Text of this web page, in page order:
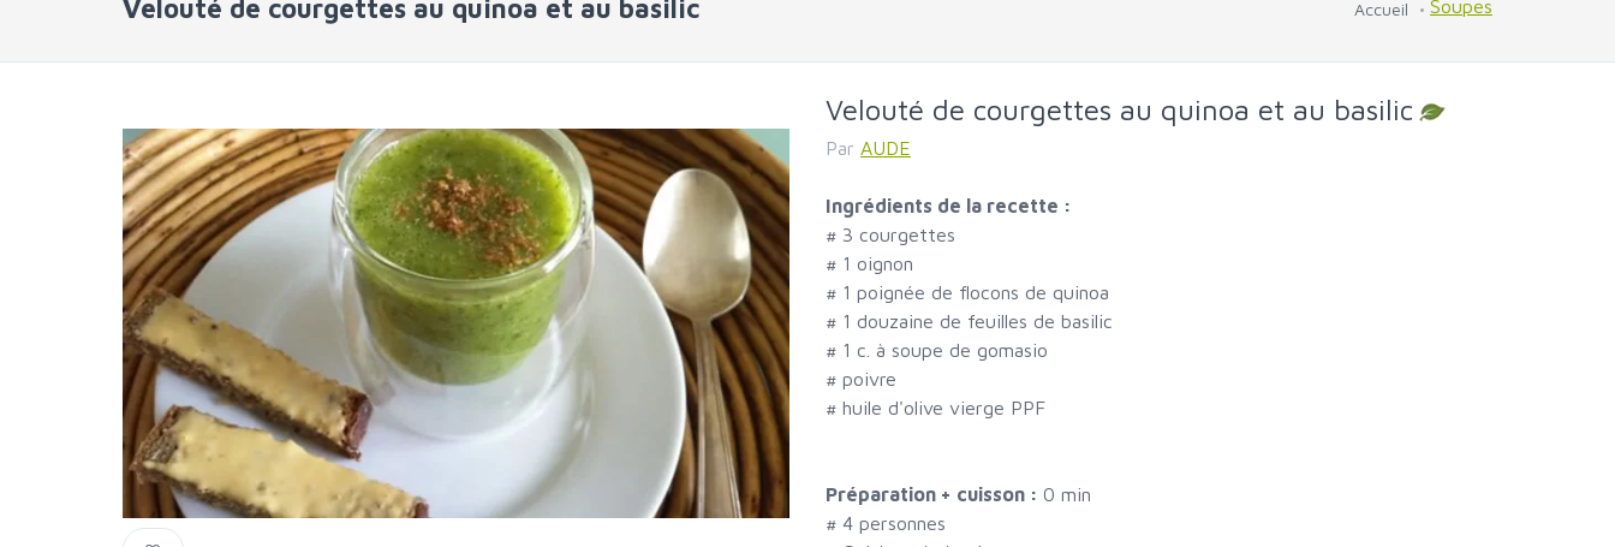
Velouté de courgettes au quinoa et au basilic Accueil Soupes
Velouté de courgettes au quinoa et au basilic
Par AUDE
Ingrédients de la recette :
# 3 courgettes
# 1 oignon
# 1 poignée de flocons de quinoa
# 1 douzaine de feuilles de basilic
# 1 c. à soupe de gomasio
# poivre
# huile d'olive vierge PPF
Préparation + cuisson : 0 min
# 4 personnes